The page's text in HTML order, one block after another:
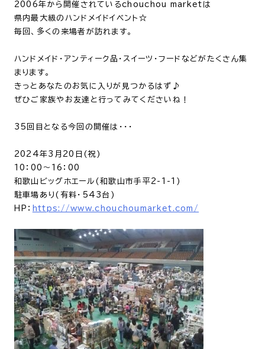
2006年から開催されているchouchou marketは
県内最大級のハンドメイドイベント☆
毎回、多くの来場者が訪れます。
ハンドメイド・アンティーク品・スイーツ・フードなどがたくさん集
まります。
きっとあなたのお気に入りが見つかるはず♪
ぜひご家族やお友達と行ってみてくださいね！
35回目となる今回の開催は・・・
2024年3月20日(祝)
10：00〜16：00
和歌山ビッグホエール(和歌山市手平2-1-1)
駐車場あり(有料・543台)
HP： https://www.chouchoumarket.com/